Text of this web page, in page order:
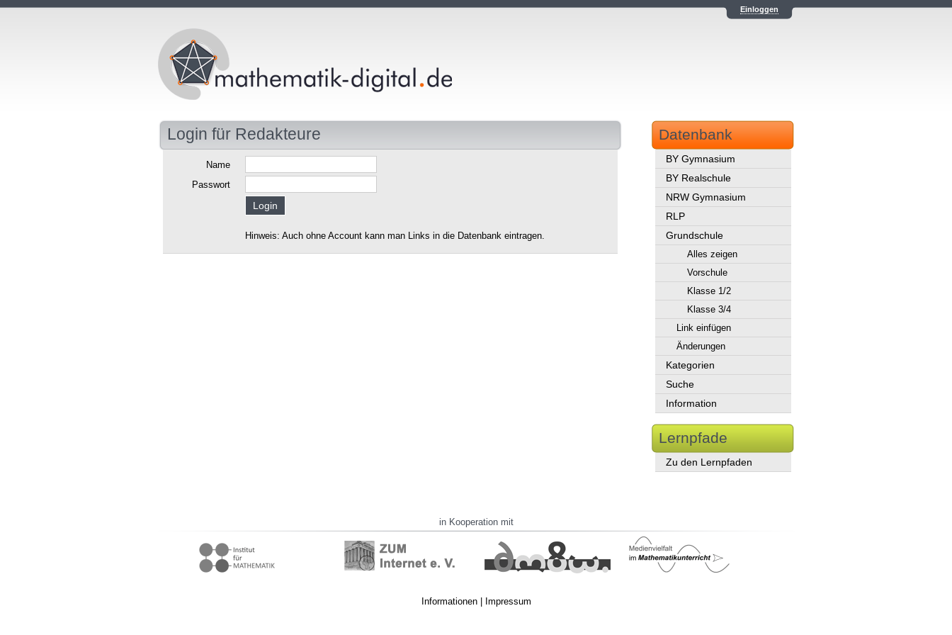
Einloggen
Login für Redakteure
Name
Passwort
Hinweis: Auch ohne Account kann man Links in die Datenbank eintragen.
Datenbank
BY Gymnasium
BY Realschule
NRW Gymnasium
RLP
Grundschule
Alles zeigen
Vorschule
Klasse 1/2
Klasse 3/4
Link einfügen
Änderungen
Kategorien
Suche
Information
Lernpfade
Zu den Lernpfaden
in Kooperation mit
Informationen| Impressum